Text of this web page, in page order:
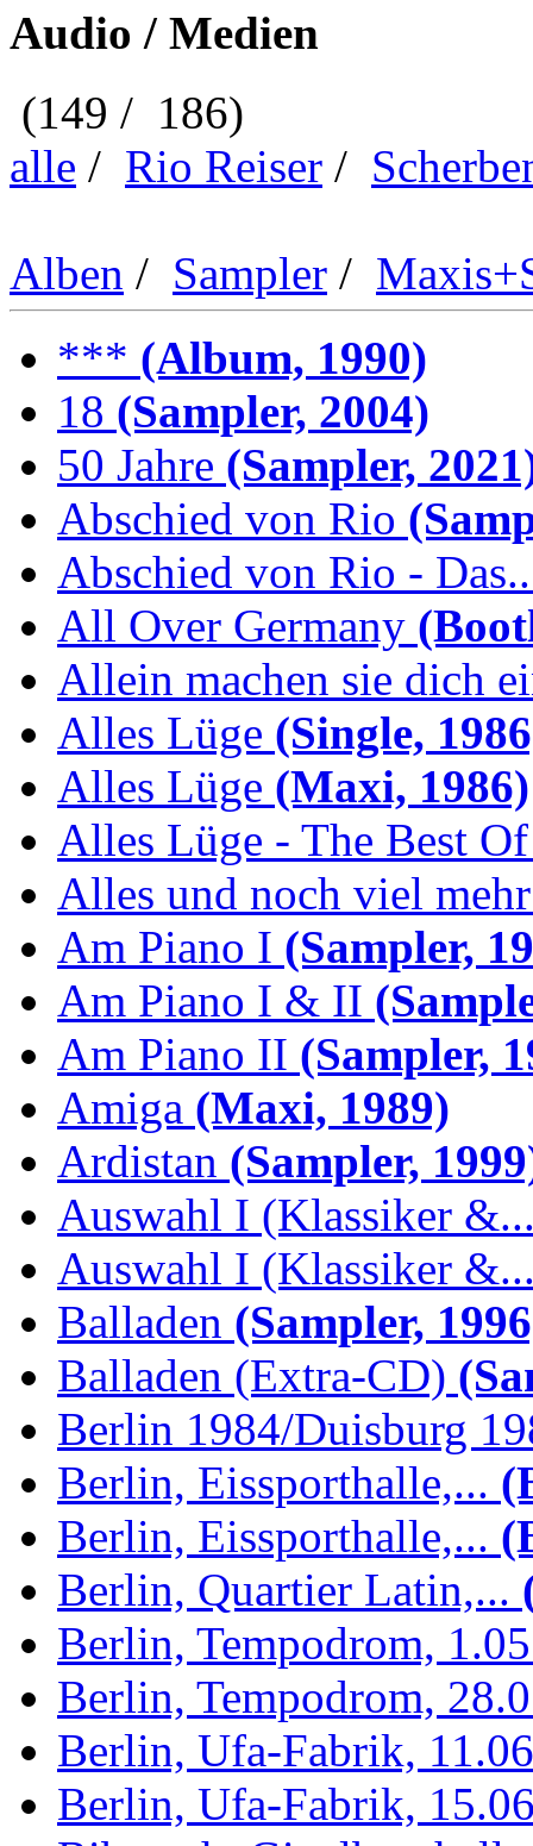
Audio / Medien
(149 / 186)
alle / Rio Reiser /
Alben / Sampler /
*** (Album, 1990)
18 (Sampler, 2004)
50 Jahre (Sampler,
Abschied von Rio
Abschied von Rio -
All Over Germany
Allein machen sie dich
Alles Lüge (Single,
Alles Lüge (Maxi, 1986)
Alles Lüge - The Best Of
Alles und noch viel
Am Piano I (Sampler,
Am Piano I & II
Am Piano II (Sampler,
Amiga (Maxi, 1989)
Ardistan (Sampler,
Auswahl I (Klassiker
Auswahl I (Klassiker
Balladen (Sampler,
Balladen (Extra-CD)
Berlin 1984/Duisburg
Berlin, Eissporthalle,...
Berlin, Eissporthalle,...
Berlin, Quartier Latin,...
Berlin, Tempodrom,
Berlin, Tempodrom,
Berlin, Ufa-Fabrik,
Berlin, Ufa-Fabrik,